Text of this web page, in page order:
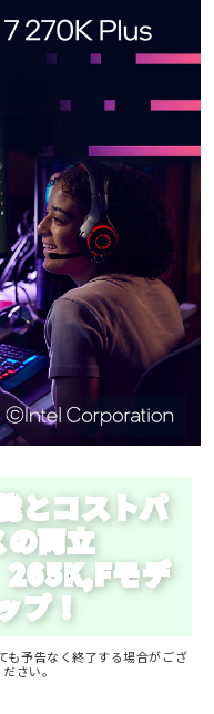
とコストパ
両立
265K,Fモデ
プ！
も予告なく終了する場合がござ
さい。